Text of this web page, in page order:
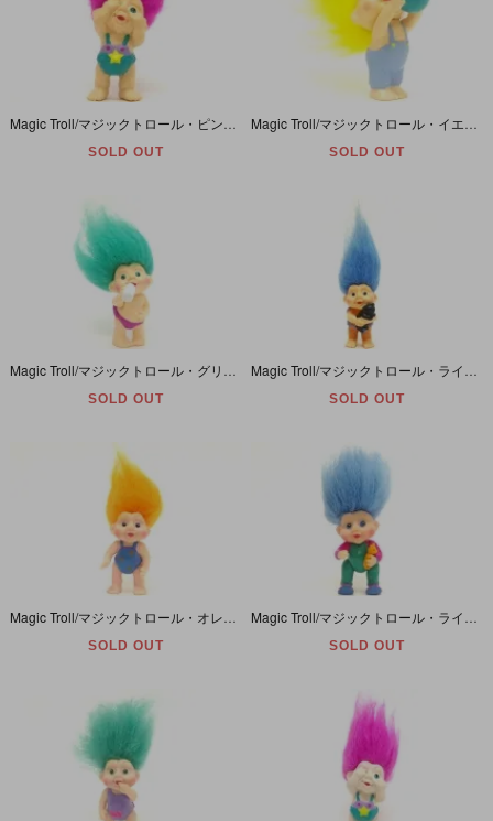
SOLD OUT SOLD OUT
SOLD OUT SOLD OUT
Magic Troll/マジックトロール・オレンジ/星と月/ソフビ/パーツ欠品有
SOLD OUT
Magic Troll/マジックトロール・ライトブルー/ボディースーツ/ソフビ/クマ有
SOLD OUT